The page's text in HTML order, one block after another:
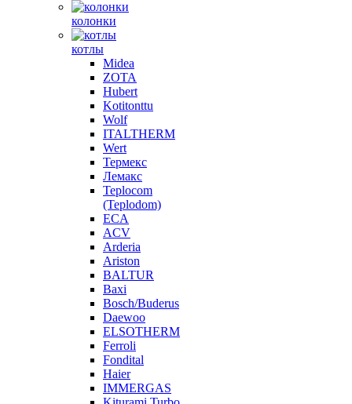
колонки
котлы
Midea
ZOTA
Hubert
Kotitonttu
Wolf
ITALTHERM
Wert
Термекс
Лемакс
Teplocom
(Teplodom)
ECA
ACV
Arderia
Ariston
BALTUR
Baxi
Bosch/Buderus
Daewoo
ELSOTHERM
Ferroli
Fondital
Haier
IMMERGAS